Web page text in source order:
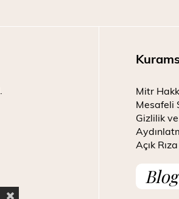
Mitr
Mesafeli
Gizlilik ve
Açık
Blog